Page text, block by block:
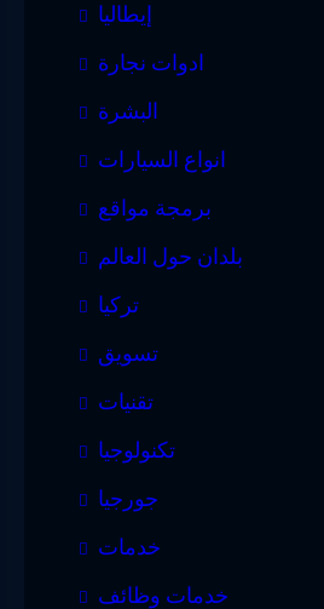
إيطاليا
ادوات نجارة
البشرة
انواع السيارات
برمجة مواقع
بلدان حول العالم
تركيا
تسويق
تقنيات
تكنولوجيا
جورجيا
خدمات
خدمات وظائف